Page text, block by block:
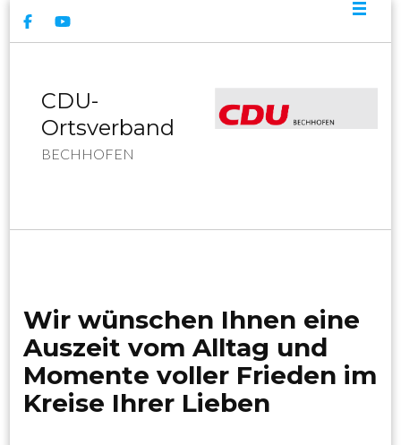
CDU-
Ortsverband
BECHHOFEN
Wir wünschen Ihnen eine
Auszeit vom Alltag und
Momente voller Frieden im
Kreise Ihrer Lieben